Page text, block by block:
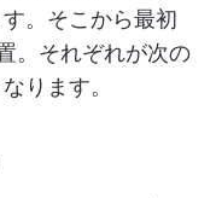
。そこから最初
。それぞれが次の
ります。